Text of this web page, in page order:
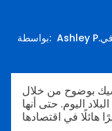
بواسطة: Ashley P.
بوضوح من خلال
اليوم. حتى أنها